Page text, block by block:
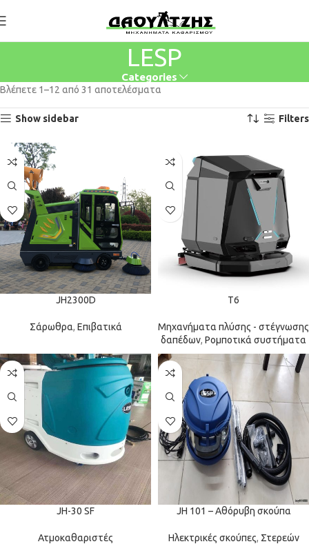
LESP
Categories
Βλέπετε 1–12 από 31 αποτελέσματα
Show sidebar Filters
JH2300D
Σάρωθρα, Επιβατικά
T6
Μηχανήματα πλύσης - στέγνωσης
δαπέδων, Ρομποτικά συστήματα
JH-30 SF
Ατμοκαθαριστές
JH 101 – Αθόρυβη σκούπα
Ηλεκτρικές σκούπες, Στερεών